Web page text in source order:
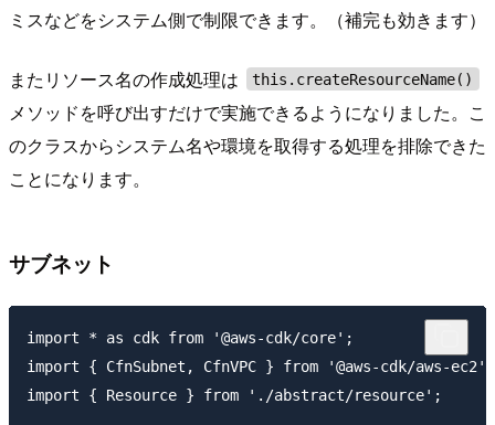
ミスなどをシステム側で制限できます。（補完も効きます）
またリソース名の作成処理は this.createResourceName()
メソッドを呼び出すだけで実施できるようになりました。こ
のクラスからシステム名や環境を取得する処理を排除できた
ことになります。
サブネット
import * as cdk from '@aws-cdk/core';
import { CfnSubnet, CfnVPC } from '@aws-cdk/aws-ec2';
import { Resource } from './abstract/resource';